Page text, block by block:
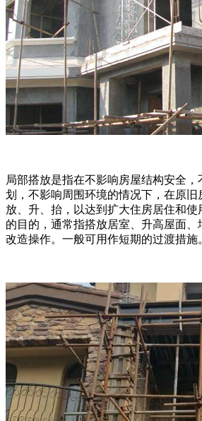
局部搭放是指在不影响房屋结构安全
划，不影响周围环境的情况下，在原旧
放、升、抬，以达到扩大住房居住和
的目的，通常指搭放居室、升高屋面
改造操作。一般可用作短期的过渡措施